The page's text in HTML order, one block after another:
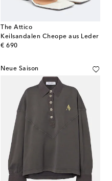
The Attico
Keilsandalen Cheope aus Leder
€ 690
original price
Neue Saison